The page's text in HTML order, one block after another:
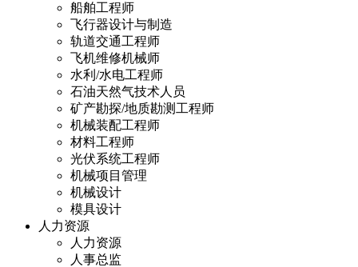
船舶工程师
飞行器设计与制造
轨道交通工程师
飞机维修机械师
水利/水电工程师
石油天然气技术人员
矿产勘探/地质勘测工程师
机械装配工程师
材料工程师
光伏系统工程师
机械项目管理
机械设计
模具设计
人力资源
人力资源
人事总监